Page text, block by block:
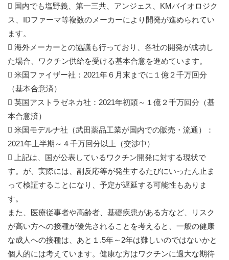
 国内でも塩野義、第一三共、アンジェス、KMバイオロジク
ス、IDファーマ等複数のメーカーにより開発が進められてい
ます。
 海外メーカーとの協議も行っており、各社の開発が成功し
た場合、ワクチン供給を受ける基本合意を進めています。
 米国ファイザー社：2021年６月末までに１億２千万回分
（基本合意済）
 英国アストラゼネカ社：2021年初頭～１億２千万回分（基
本合意済）
 米国モデルナ社（武田薬品工業が国内での販売・流通）：
2021年上半期～４千万回分以上（交渉中）
 上記は、国が公表しているワクチン開発に対する現状で
す。が、実際には、副反応等が発生するたびにいったん止ま
って検証することになり、予定が遅延する可能性もありま
す。
また、医療従事者や高齢者、基礎疾患がある方など、リスク
が高い方への接種が優先されることを考えると、一般の健康
な成人への接種は、あと１.5年～2年は難しいのではないかと
個人的には考えています。健康な方はワクチンに過大な期待